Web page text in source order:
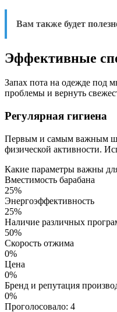
Вам также будет
Эффективные
Запах пота на одежде под
проблемы и вернуть
Регулярная гигиена
Первым и самым важным
физической активности.
Какие параметры важны
Вместимость барабана
25%
Энергоэффективность
25%
Наличие различных
50%
Скорость отжима
0%
Цена
0%
Бренд и репутация
0%
Проголосовало: 4